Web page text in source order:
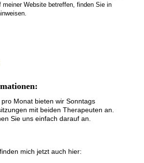
meiner Website betreffen, finden Sie in
pro Monat bieten wir Sonntags
mit beiden Therapeuten an.
Sie uns einfach darauf an.
mich jetzt auch hier: